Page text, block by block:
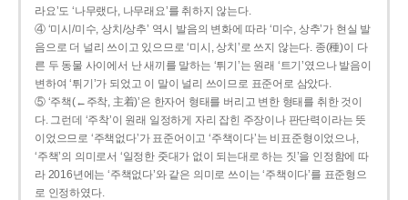
라요’도 ‘나무랬다, 나무래요’를 취하지 않는다.
④ ‘미시/미수, 상치/상추’ 역시 발음의 변화에 따라 ‘미수, 상추’가 현실 발
음으로 더 널리 쓰이고 있으므로 ‘미시, 상치’로 쓰지 않는다. 종(種)이 다
른 두 동물 사이에서 난 새끼를 말하는 ‘튀기’는 원래 ‘트기’였으나 발음이
변하여 ‘튀기’가 되었고 이 말이 널리 쓰이므로 표준어로 삼았다.
⑤ ‘주책(←주착, 主着)’은 한자어 형태를 버리고 변한 형태를 취한 것이
다. 그런데 ‘주착’이 원래 일정하게 자리 잡힌 주장이나 판단력이라는 뜻
이었으므로 ‘주책없다’가 표준어이고 ‘주책이다’는 비표준형이었으나,
‘주책’의 의미로서 ‘일정한 줏대가 없이 되는대로 하는 짓’을 인정함에 따
라 2016년에는 ‘주책없다’와 같은 의미로 쓰이는 ‘주책이다’를 표준형으
로 인정하였다.